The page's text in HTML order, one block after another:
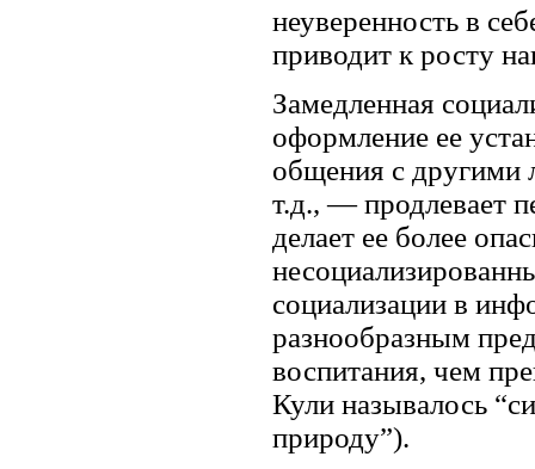
неуверенность в
приводит к росту
Замедленная
оформление ее
общения с другими
т.д., — продлевает
делает ее более
социализации в
разнообразным
воспитания, чем
Кули называлось
природу”).